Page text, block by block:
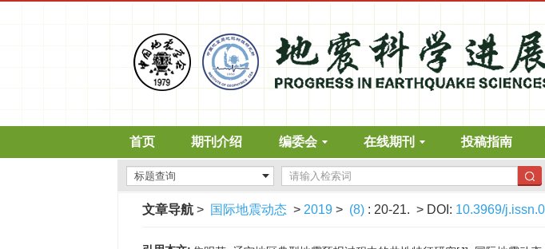
首页 期刊介绍 编委会 在线期刊 投稿指南
文章导航 > 国际地震动态 > 2019 > (8) : 20-21. > DOI: 10.3969/